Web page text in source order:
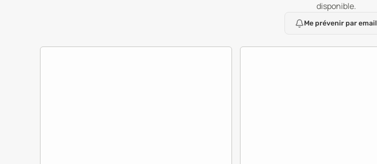
disponible.
Me prévenir par email